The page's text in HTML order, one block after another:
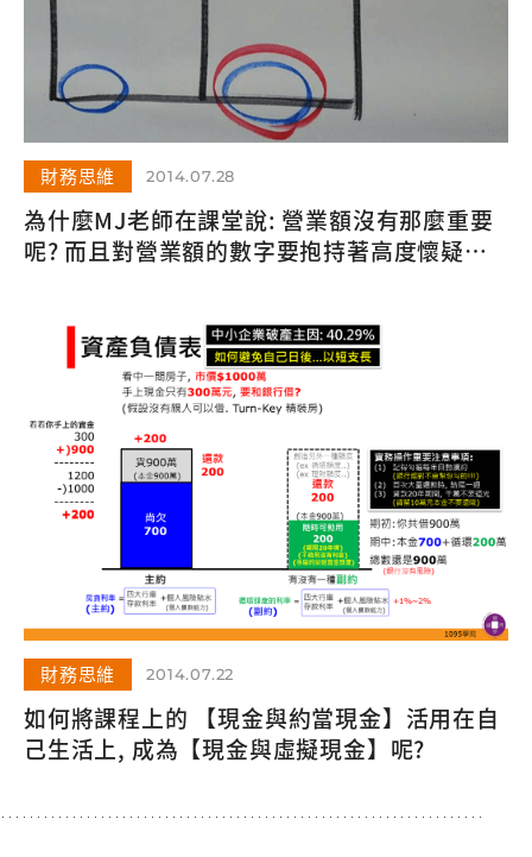
財務思維 2014.07.28
為什麼MJ老師在課堂說: 營業額沒有那麼重要
呢? 而且對營業額的數字要抱持著高度懷疑的
財務思維 2014.07.22
如何將課程上的 【現金與約當現金】活用在自
己生活上, 成為【現金與虛擬現金】呢?